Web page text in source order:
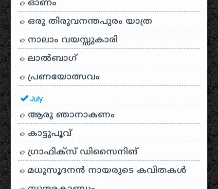
ഓണം
ഒരു തിരുവനന്തപുരം യാത്ര
നാലാം വയസ്സുകാരി
ലാൽബാഗ്
പ്രണയോത്സവം
July
ആരു ഞാനാകണം
കാട്ടുപൂവ്
ഗ്രാഫിക്സ് ഡിസൈനിങ്
മധുസൂദനൻ നായരുടെ കവിതകൾ